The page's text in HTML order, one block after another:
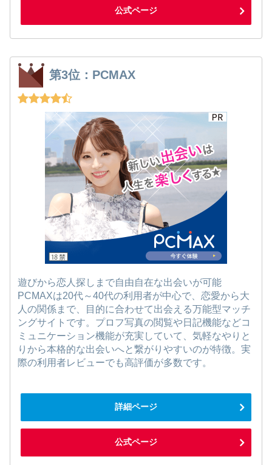
公式ページ
第3位：PCMAX
遊びから恋人探しまで自由自在な出会いが可能
PCMAXは20代～40代の利用者が中心で、恋愛から大
人の関係まで、目的に合わせて出会える万能型マッチ
ングサイトです。プロフ写真の閲覧や日記機能などコ
ミュニケーション機能が充実していて、気軽なやりと
りから本格的な出会いへと繋がりやすいのが特徴。実
際の利用者レビューでも高評価が多数です。
詳細ページ
公式ページ